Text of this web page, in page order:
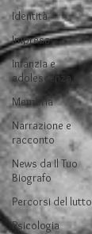
Identità
Impresa
Infanzia e
adolescenza
Memoria
Narrazione e
racconto
News da Il Tuo
Biografo
Percorsi del lutto
Psicologia